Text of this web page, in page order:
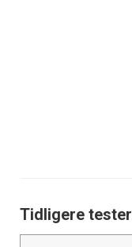
Tidligere tester